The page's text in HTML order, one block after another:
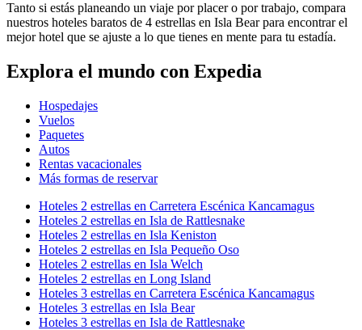
Tanto si estás planeando un viaje por placer o por trabajo, compara
nuestros hoteles baratos de 4 estrellas en Isla Bear para encontrar el
mejor hotel que se ajuste a lo que tienes en mente para tu estadía.
Explora el mundo con Expedia
Hospedajes
Vuelos
Paquetes
Autos
Rentas vacacionales
Más formas de reservar
Hoteles 2 estrellas en Carretera Escénica Kancamagus
Hoteles 2 estrellas en Isla de Rattlesnake
Hoteles 2 estrellas en Isla Keniston
Hoteles 2 estrellas en Isla Pequeño Oso
Hoteles 2 estrellas en Isla Welch
Hoteles 2 estrellas en Long Island
Hoteles 3 estrellas en Carretera Escénica Kancamagus
Hoteles 3 estrellas en Isla Bear
Hoteles 3 estrellas en Isla de Rattlesnake